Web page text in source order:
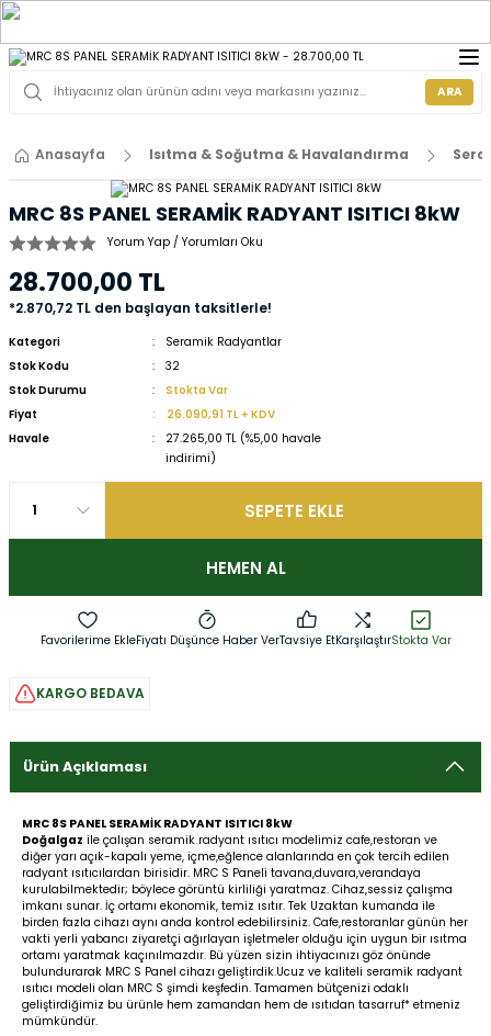
ARA
Anasayfa Isıtma & Soğutma & Havalandırma
MRC 8S PANEL SERAMİK RADYANT ISITICI 8kW
Yorum Yap / Yorumları Oku
28.700,00 TL
*2.870,72 TL den başlayan taksitlerle!
Kategori
Seramik Radyantlar
Stok Kodu
32
Stok Durumu
Stokta Var
Fiyat
26.090,91 TL + KDV
Havale
27.265,00 TL (%5,00 havale
indirimi)
SEPETE EKLE
HEMEN AL
Fiyatı Düşünce Haber VerTavsiye EtKarşılaştırStokta Var
KARGO BEDAVA
Ürün Açıklaması
MRC 8S PANEL SERAMİK RADYANT ISITICI 8kW
Doğalgaz ile çalışan seramik radyant ısıtıcı modelimiz cafe,restoran ve
diğer yarı açık-kapalı yeme, içme,eğlence alanlarında en çok tercih edilen
radyant ısıtıcılardan birisidir. MRC S Paneli tavana,duvara,verandaya
kurulabilmektedir; böylece görüntü kirliliği yaratmaz. Cihaz,sessiz çalışma
imkanı sunar. İç ortamı ekonomik, temiz ısıtır. Tek Uzaktan kumanda ile
birden fazla cihazı aynı anda kontrol edebilirsiniz. Cafe,restoranlar günün her
vakti yerli yabancı ziyaretçi ağırlayan işletmeler olduğu için uygun bir ısıtma
ortamı yaratmak kaçınılmazdır. Bü yüzen sizin ihtiyacınızı göz önünde
bulundurarak MRC S Panel cihazı geliştirdik.Ucuz ve kaliteli seramik radyant
ısıtıcı modeli olan MRC S şimdi keşfedin. Tamamen bütçenizi odaklı
geliştirdiğimiz bu ürünle hem zamandan hem de ısıtıdan tasarruf* etmeniz
mümkündür.